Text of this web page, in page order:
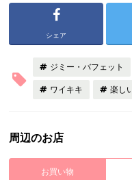
シェア
ジミー・バフェット
ワイキキ 楽し
周辺のお店
お買い物